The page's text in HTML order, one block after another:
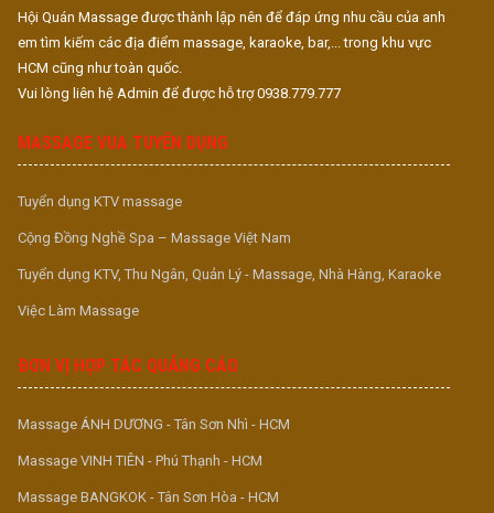
Hội Quán Massage được thành lập nên để đáp ứng nhu cầu của anh
em tìm kiếm các địa điểm massage, karaoke, bar,... trong khu vực
HCM cũng như toàn quốc.
Vui lòng liên hệ Admin để được hỗ trợ 0938.779.777
MASSAGE VUA TUYỂN DỤNG
Tuyển dụng KTV massage
Cộng Đồng Nghề Spa – Massage Việt Nam
Tuyển dụng KTV, Thu Ngân, Quản Lý - Massage, Nhà Hàng, Karaoke
Việc Làm Massage
ĐƠN VỊ HỢP TÁC QUẢNG CÁO
Massage ÁNH DƯƠNG - Tân Sơn Nhì - HCM
Massage VINH TIÊN - Phú Thạnh - HCM
Massage BANGKOK - Tân Sơn Hòa - HCM